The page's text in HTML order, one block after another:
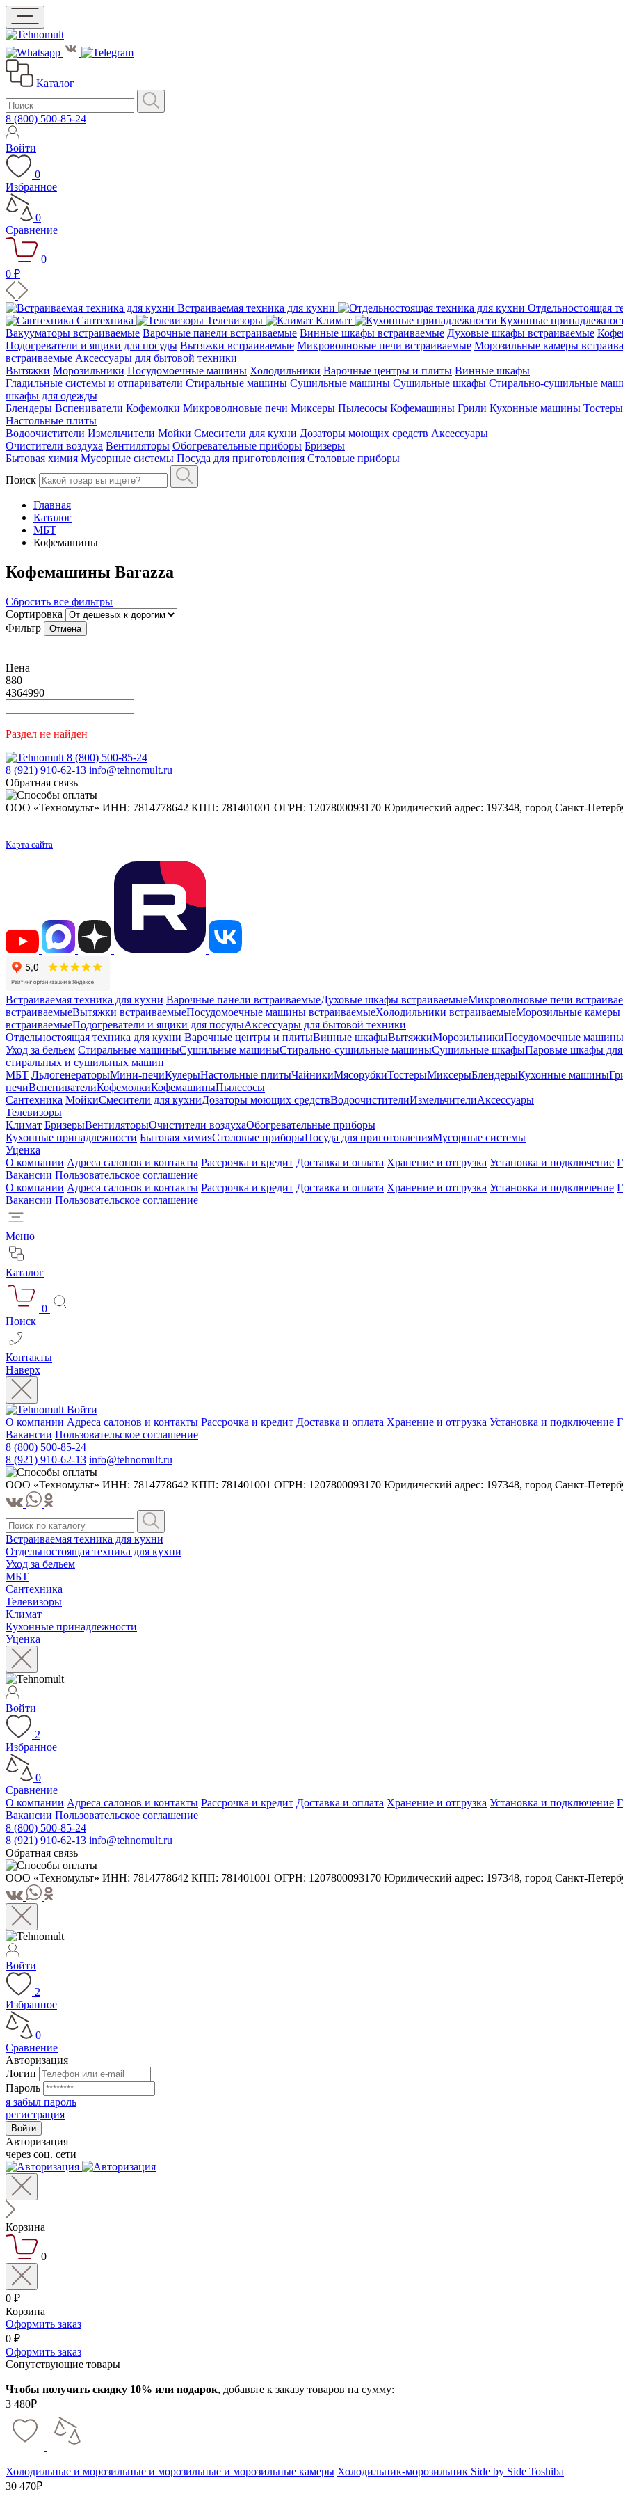
Каталог
8 (800) 500-85-24
Войти
0
Избранное
0
Сравнение
0
0 ₽
Встраиваемая техника для кухни Отдельностоящая
Сантехника
Телевизоры Климат Кухонные
Вакууматоры встраиваемые Варочные панели встраиваемые Винные шкафы встраиваемые Духовые шкафы встраиваемые
Подогреватели и ящики для посуды Вытяжки встраиваемые Микроволновые печи встраиваемые Морозильные камеры
встраиваемые Аксессуары для бытовой техники
Вытяжки Морозильники Посудомоечные машины Холодильники Варочные центры и плиты Винные шкафы
Гладильные системы и отпариватели Стиральные машины Сушильные машины Сушильные шкафы Стирально-сушильные
шкафы для одежды
Блендеры Вспениватели Кофемолки Микроволновые печи Миксеры Пылесосы Кофемашины Грили Кухонные машины Тостеры
Настольные плиты
Водоочистители Измельчители Мойки Смесители для кухни Дозаторы моющих средств Аксессуары
Очистители воздуха Вентиляторы Обогревательные приборы Бризеры
Бытовая химия Мусорные системы Посуда для приготовления Столовые приборы
Поиск
Главная
Каталог
МБТ
Кофемашины
Кофемашины Barazza
Сбросить все фильтры
Сортировка
Фильтр
Отмена
Цена
880
4364990
Раздел не найден
8 (800) 500-85-24
8 (921) 910-62-13 info@tehnomult.ru
Обратная связь
ООО «Техномульт» ИНН: 7814778642 КПП: 781401001 ОГРН: 1207800093170 Юридический адрес: 197348, город Санкт-
Карта сайта
Встраиваемая техника для кухни Варочные панели встраиваемыеДуховые шкафы встраиваемыеМикроволновые печи
встраиваемыеВытяжки встраиваемыеПосудомоечные машины встраиваемыеХолодильники встраиваемыеМорозильные камеры
встраиваемыеПодогреватели и ящики для посудыАксессуары для бытовой техники
Отдельностоящая техника для кухни Варочные центры и плитыВинные шкафыВытяжкиМорозильникиПосудомоечные машины
Уход за бельем Стиральные машиныСушильные машиныСтирально-сушильные машиныСушильные шкафыПаровые шкафы
стиральных и сушильных машин
МБТ ЛьдогенераторыМини-печиКулерыНастольные плитыЧайникиМясорубкиТостерыМиксерыБлендерыКухонные машины
печиВспенивателиКофемолкиКофемашиныПылесосы
Сантехника МойкиСмесители для кухниДозаторы моющих средствВодоочистителиИзмельчителиАксессуары
Телевизоры
Климат БризерыВентиляторыОчистители воздухаОбогревательные приборы
Кухонные принадлежности Бытовая химияСтоловые приборыПосуда для приготовленияМусорные системы
Уценка
О компании Адреса салонов и контакты Рассрочка и кредит Доставка и оплата Хранение и отгрузка Установка и подключение
Вакансии Пользовательское соглашение
О компании Адреса салонов и контакты Рассрочка и кредит Доставка и оплата Хранение и отгрузка Установка и подключение
Вакансии Пользовательское соглашение
Меню
Каталог
0
Поиск
Контакты
Наверх
Войти
О компании Адреса салонов и контакты Рассрочка и кредит Доставка и оплата Хранение и отгрузка Установка и подключение
Вакансии Пользовательское соглашение
8 (800) 500-85-24
8 (921) 910-62-13 info@tehnomult.ru
ООО «Техномульт» ИНН: 7814778642 КПП: 781401001 ОГРН: 1207800093170 Юридический адрес: 197348, город Санкт-
Встраиваемая техника для кухни
Отдельностоящая техника для кухни
Уход за бельем
МБТ
Сантехника
Телевизоры
Климат
Кухонные принадлежности
Уценка
Войти
2
Избранное
0
Сравнение
О компании Адреса салонов и контакты Рассрочка и кредит Доставка и оплата Хранение и отгрузка Установка и подключение
Вакансии Пользовательское соглашение
8 (800) 500-85-24
8 (921) 910-62-13 info@tehnomult.ru
Обратная связь
ООО «Техномульт» ИНН: 7814778642 КПП: 781401001 ОГРН: 1207800093170 Юридический адрес: 197348, город Санкт-
Войти
2
Избранное
0
Сравнение
Авторизация
Логин
Пароль
я забыл пароль
регистрация
Авторизация
через соц. сети
Корзина
0
0 ₽
Корзина
Оформить заказ
0 ₽
Оформить заказ
Сопутствующие товары
Чтобы получить скидку 10% или подарок, добавьте к заказу товаров на сумму:
3 480₽
Холодильные и морозильные и морозильные и морозильные камеры Холодильник-морозильник Side by Side Toshiba
30 470₽